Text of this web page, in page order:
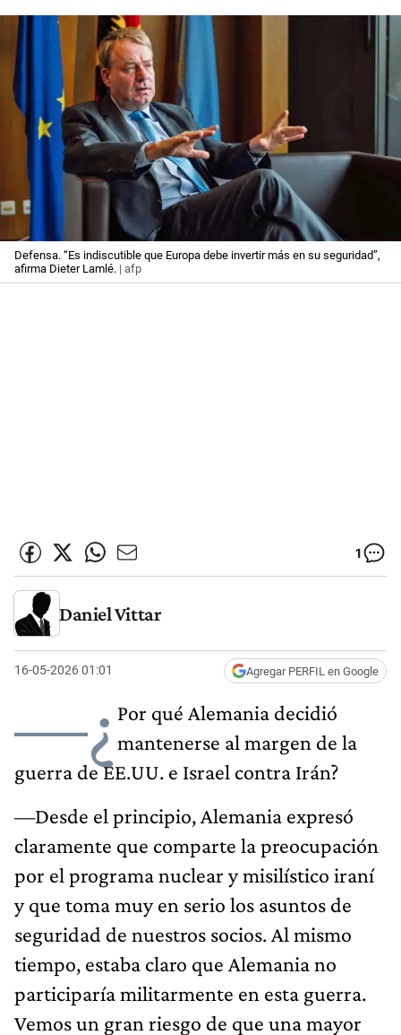
Defensa. “Es indiscutible que Europa debe invertir más en su seguridad”,
afirma Dieter Lamlé. | afp
1
Daniel Vittar
16-05-2026 01:01 Agregar PERFIL en Google
—¿ Por qué Alemania decidió
mantenerse al margen de la
guerra de EE.UU. e Israel contra Irán?
—Desde el principio, Alemania expresó
claramente que comparte la preocupación
por el programa nuclear y misilístico iraní
y que toma muy en serio los asuntos de
seguridad de nuestros socios. Al mismo
tiempo, estaba claro que Alemania no
participaría militarmente en esta guerra.
Vemos un gran riesgo de que una mayor